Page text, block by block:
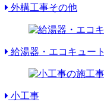
外構工事その他
給湯器・エコキュート
小工事